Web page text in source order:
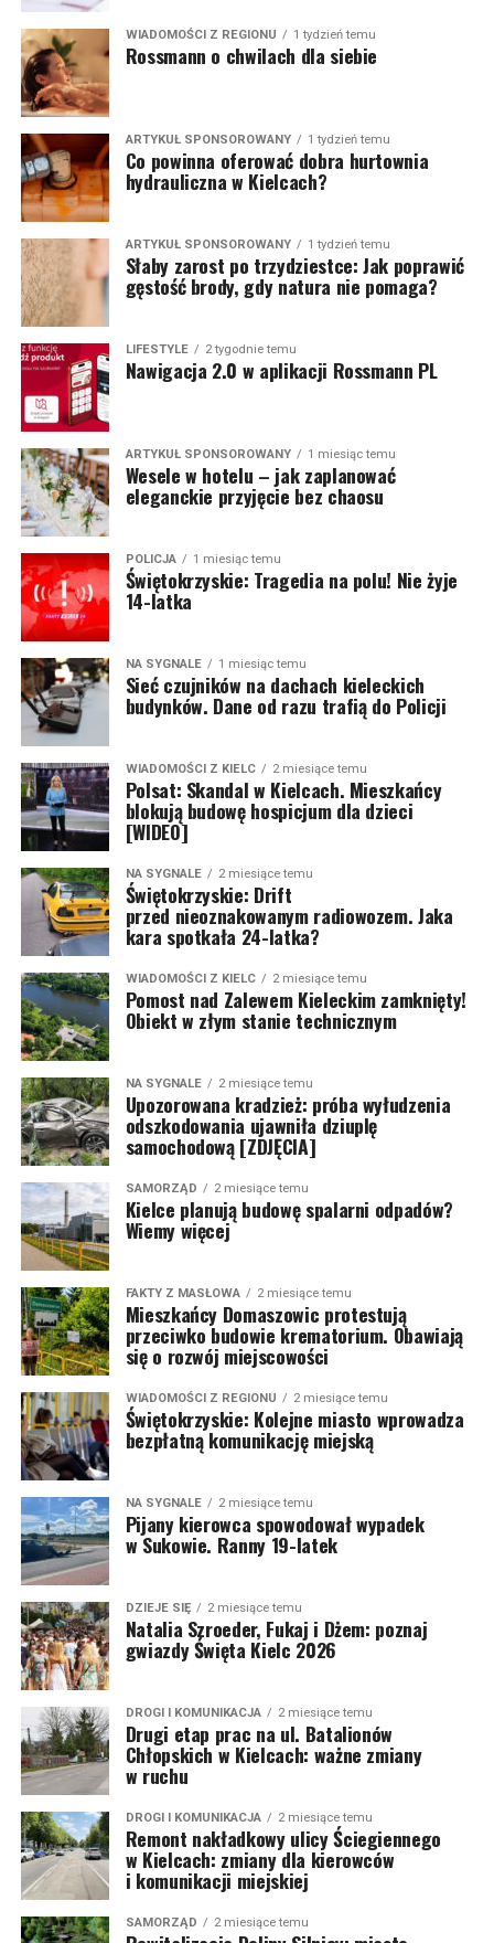
WIADOMOŚCI Z REGIONU 1 tydzień temu
Rossmann o chwilach dla siebie
ARTYKUŁ SPONSOROWANY 1 tydzień temu
Co powinna oferować dobra hurtownia
hydrauliczna w Kielcach?
ARTYKUŁ SPONSOROWANY 1 tydzień temu
Słaby zarost po trzydziestce: Jak poprawić
gęstość brody, gdy natura nie pomaga?
LIFESTYLE 2 tygodnie temu
Nawigacja 2.0 w aplikacji Rossmann PL
ARTYKUŁ SPONSOROWANY 1 miesiąc temu
Wesele w hotelu – jak zaplanować
eleganckie przyjęcie bez chaosu
POLICJA 1 miesiąc temu
Świętokrzyskie: Tragedia na polu! Nie żyje
14-latka
NA SYGNALE 1 miesiąc temu
Sieć czujników na dachach kieleckich
budynków. Dane od razu trafią do Policji
WIADOMOŚCI Z KIELC 2 miesiące temu
Polsat: Skandal w Kielcach. Mieszkańcy
blokują budowę hospicjum dla dzieci
[WIDEO]
NA SYGNALE 2 miesiące temu
Świętokrzyskie: Drift
przed nieoznakowanym radiowozem. Jaka
kara spotkała 24-latka?
WIADOMOŚCI Z KIELC 2 miesiące temu
Pomost nad Zalewem Kieleckim zamknięty!
Obiekt w złym stanie technicznym
NA SYGNALE 2 miesiące temu
Upozorowana kradzież: próba wyłudzenia
odszkodowania ujawniła dziuplę
samochodową [ZDJĘCIA]
SAMORZĄD 2 miesiące temu
Kielce planują budowę spalarni odpadów?
Wiemy więcej
FAKTY Z MASŁOWA 2 miesiące temu
Mieszkańcy Domaszowic protestują
przeciwko budowie krematorium. Obawiają
się o rozwój miejscowości
WIADOMOŚCI Z REGIONU 2 miesiące temu
Świętokrzyskie: Kolejne miasto wprowadza
bezpłatną komunikację miejską
NA SYGNALE 2 miesiące temu
Pijany kierowca spowodował wypadek
w Sukowie. Ranny 19-latek
DZIEJE SIĘ 2 miesiące temu
Natalia Szroeder, Fukaj i Dżem: poznaj
gwiazdy Święta Kielc 2026
DROGI I KOMUNIKACJA 2 miesiące temu
Drugi etap prac na ul. Batalionów
Chłopskich w Kielcach: ważne zmiany
w ruchu
DROGI I KOMUNIKACJA 2 miesiące temu
Remont nakładkowy ulicy Ściegiennego
w Kielcach: zmiany dla kierowców
i komunikacji miejskiej
SAMORZĄD 2 miesiące temu